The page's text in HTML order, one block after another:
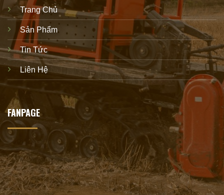
Trang Chủ
Sản Phẩm
Tin Tức
Liên Hệ
FANPAGE